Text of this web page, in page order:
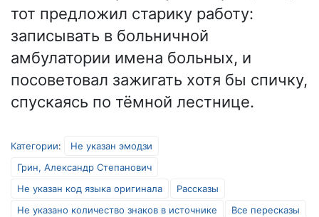
тот предложил старику работу:
записывать в больничной
амбулатории имена больных, и
посоветовал зажигать хотя бы спичку,
спускаясь по тёмной лестнице.
Категории:
Не указан эмодзи
Грин, Александр Степанович
Не указан код языка оригинала
Рассказы
Не указано количество знаков в источнике
Все пересказы